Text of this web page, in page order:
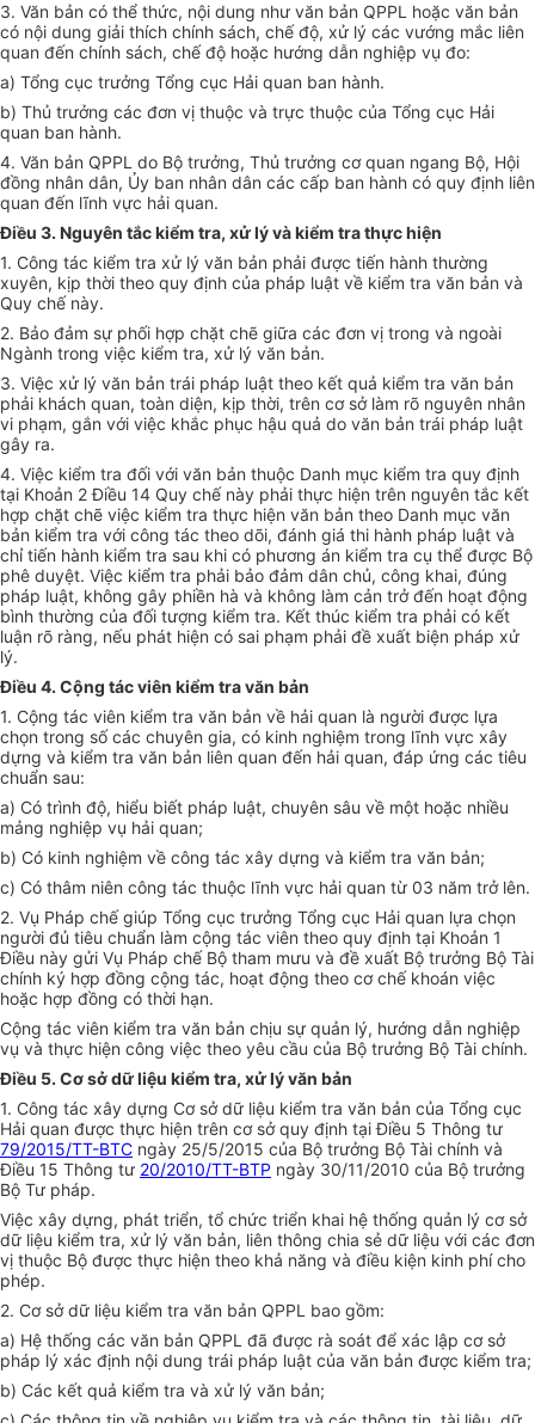
3. Văn bản có thể thức, nội dung như văn bản QPPL hoặc văn bản
có nội dung giải thích chính sách, chế độ, xử lý các vướng mắc liên
quan đến chính sách, chế độ hoặc hướng dẫn nghiệp vụ đo:
a) Tổng cục trưởng Tổng cục Hải quan ban hành.
b) Thủ trưởng các đơn vị thuộc và trực thuộc của Tổng cục Hải
quan ban hành.
4. Văn bản QPPL do Bộ trưởng, Thủ trưởng cơ quan ngang Bộ, Hội
đồng nhân dân, Ủy ban nhân dân các cấp ban hành có quy định liên
quan đến lĩnh vực hải quan.
Điều 3. Nguyên tắc kiểm tra, xử lý và kiểm tra thực hiện
1. Công tác kiểm tra xử lý văn bản phải được tiến hành thường
xuyên, kịp thời theo quy định của pháp luật về kiểm tra văn bản và
Quy chế này.
2. Bảo đảm sự phối hợp chặt chẽ giữa các đơn vị trong và ngoài
Ngành trong việc kiểm tra, xử lý văn bản.
3. Việc xử lý văn bản trái pháp luật theo kết quả kiểm tra văn bản
phải khách quan, toàn diện, kịp thời, trên cơ sở làm rõ nguyên nhân
vi phạm, gắn với việc khắc phục hậu quả do văn bản trái pháp luật
gây ra.
4. Việc kiểm tra đối với văn bản thuộc Danh mục kiểm tra quy định
tại Khoản 2 Điều 14 Quy chế này phải thực hiện trên nguyên tắc kết
hợp chặt chẽ việc kiểm tra thực hiện văn bản theo Danh mục văn
bản kiểm tra với công tác theo dõi, đánh giá thi hành pháp luật và
chỉ tiến hành kiểm tra sau khi có phương án kiểm tra cụ thể được Bộ
phê duyệt. Việc kiểm tra phải bảo đảm dân chủ, công khai, đúng
pháp luật, không gây phiền hà và không làm cản trở đến hoạt động
bình thường của đối tượng kiểm tra. Kết thúc kiểm tra phải có kết
luận rõ ràng, nếu phát hiện có sai phạm phải đề xuất biện pháp xử
lý.
Điều 4. Cộng tác viên kiểm tra văn bản
1. Cộng tác viên kiểm tra văn bản về hải quan là người được lựa
chọn trong số các chuyên gia, có kinh nghiệm trong lĩnh vực xây
dựng và kiểm tra văn bản liên quan đến hải quan, đáp ứng các tiêu
chuẩn sau:
a) Có trình độ, hiểu biết pháp luật, chuyên sâu về một hoặc nhiều
mảng nghiệp vụ hải quan;
b) Có kinh nghiệm về công tác xây dựng và kiểm tra văn bản;
c) Có thâm niên công tác thuộc lĩnh vực hải quan từ 03 năm trở lên.
2. Vụ Pháp chế giúp Tổng cục trưởng Tổng cục Hải quan lựa chọn
người đủ tiêu chuẩn làm cộng tác viên theo quy định tại Khoản 1
Điều này gửi Vụ Pháp chế Bộ tham mưu và đề xuất Bộ trưởng Bộ Tài
chính ký hợp đồng cộng tác, hoạt động theo cơ chế khoán việc
hoặc hợp đồng có thời hạn.
Cộng tác viên kiểm tra văn bản chịu sự quản lý, hướng dẫn nghiệp
vụ và thực hiện công việc theo yêu cầu của Bộ trưởng Bộ Tài chính.
Điều 5. Cơ sở dữ liệu kiểm tra, xử lý văn bản
1. Công tác xây dựng Cơ sở dữ liệu kiểm tra văn bản của Tổng cục
Hải quan được thực hiện trên cơ sở quy định tại Điều 5 Thông tư
79/2015/TT-BTC ngày 25/5/2015 của Bộ trưởng Bộ Tài chính và
Điều 15 Thông tư 20/2010/TT-BTP ngày 30/11/2010 của Bộ trưởng
Bộ Tư pháp.
Việc xây dựng, phát triển, tổ chức triển khai hệ thống quản lý cơ sở
dữ liệu kiểm tra, xử lý văn bản, liên thông chia sẻ dữ liệu với các đơn
vị thuộc Bộ được thực hiện theo khả năng và điều kiện kinh phí cho
phép.
2. Cơ sở dữ liệu kiểm tra văn bản QPPL bao gồm:
a) Hệ thống các văn bản QPPL đã được rà soát để xác lập cơ sở
pháp lý xác định nội dung trái pháp luật của văn bản được kiểm tra;
b) Các kết quả kiểm tra và xử lý văn bản;